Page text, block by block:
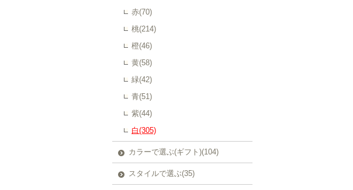
赤(70)
桃(214)
橙(46)
黄(58)
緑(42)
青(51)
紫(44)
白(305)
カラーで選ぶ(ギフト)(104)
スタイルで選ぶ(35)